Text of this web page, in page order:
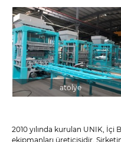
atölye
2010 yılında kurulan UNIK, İçi
ekipmanları üreticisidir.